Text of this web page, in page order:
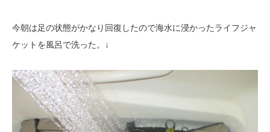
今朝は足の状態がかなり回復したので海水に浸かったライフジャ
ケットを風呂で洗った。↓